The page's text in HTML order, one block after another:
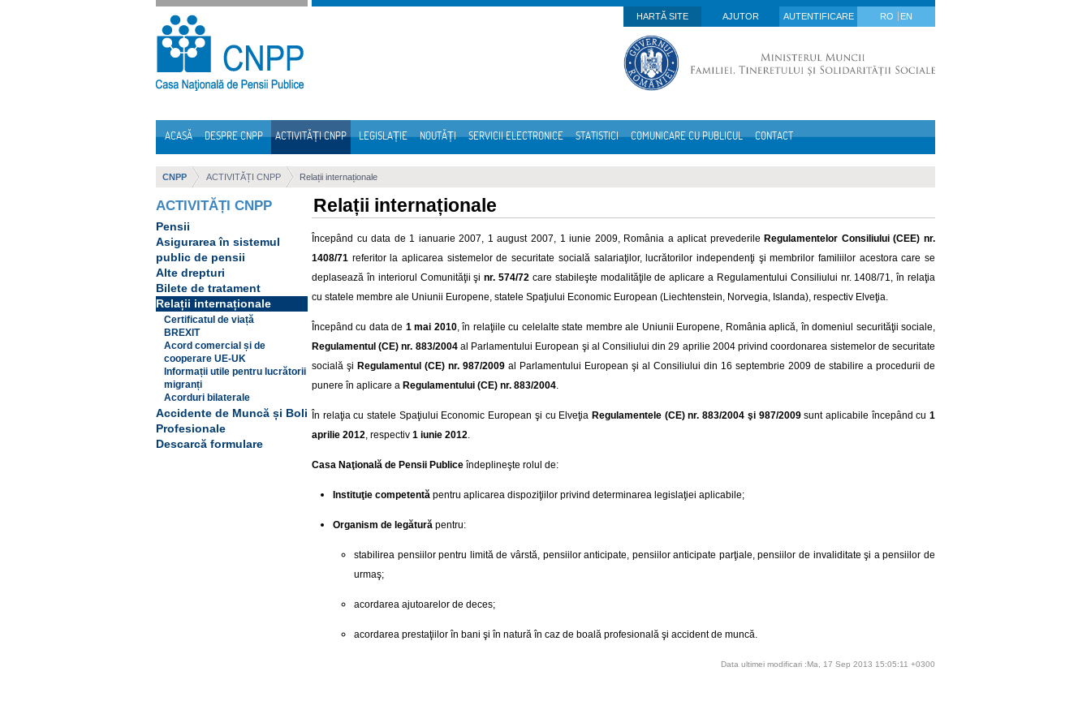
Sari la continut
HARTĂ SITE
AJUTOR AUTENTIFICARE RO EN
ACASĂ DESPRE CNPP ACTIVITĂȚI CNPP LEGISLAȚIE NOUTĂȚI SERVICII ELECTRONICE STATISTICI COMUNICARE CU PUBLICUL CONTACT
CNPP ACTIVITĂȚI CNPP Relații internaționale
ACTIVITĂȚI CNPP
Pensii
Asigurarea în sistemul
public de pensii
Alte drepturi
Bilete de tratament
Relații internaționale
Certificatul de viață
BREXIT
Acord comercial și de
cooperare UE-UK
Informații utile pentru lucrătorii
migranți
Acorduri bilaterale
Accidente de Muncă și Boli
Profesionale
Descarcă formulare
Relații internaționale
Începând cu data de 1 ianuarie 2007, 1 august 2007, 1 iunie 2009, România a aplicat prevederileRegulamentelor Consiliului (CEE) nr.
1408/71 referitor la aplicarea sistemelor de securitate socială salariaţilor, lucrătorilor independenţi şi membrilor familiilor acestora care se
deplasează în interiorul Comunităţii şinr. 574/72 care stabileşte modalităţile de aplicare a Regulamentului Consiliului nr. 1408/71, în relaţia
cu statele membre ale Uniunii Europene, statele Spaţiului Economic European (Liechtenstein, Norvegia, Islanda), respectiv Elveţia.
Începând cu data de 1 mai 2010, în relaţiile cu celelalte state membre ale Uniunii Europene, România aplică, în domeniul securităţii sociale,
Regulamentul (CE) nr. 883/2004al Parlamentului European şi al Consiliului din 29 aprilie 2004 privind coordonarea sistemelor de securitate
socială şi Regulamentul (CE) nr. 987/2009 al Parlamentului European şi al Consiliului din 16 septembrie 2009 de stabilire a procedurii de
punere în aplicare a Regulamentului (CE) nr. 883/2004
În relaţia cu statele Spaţiului Economic European şi cu Elveţia Regulamentele (CE) nr. 883/2004 şi 987/2009sunt aplicabile începând cu1
aprilie 2012 , respectiv 1 iunie 2012
Casa Naţională de Pensii Publice îndeplineşte rolul de:
Instituţie competentă pentru aplicarea dispoziţiilor privind determinarea legislaţiei aplicabile;
Organism de legătură pentru:
stabilirea pensiilor pentru limită de vârstă, pensiilor anticipate, pensiilor anticipate parţiale, pensiilor de invaliditate şi a pensiilor de
urmaş;
acordarea ajutoarelor de deces;
acordarea prestaţiilor în bani şi în natură în caz de boală profesională şi accident de muncă.
Data ultimei modificari :Ma, 17 Sep 2013 15:05:11 +0300